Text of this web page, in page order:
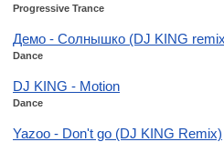
Progressive Trance
Демо - Солнышко (DJ KING
Dance
DJ KING - Motion
Dance
Yazoo - Don't go (DJ KING Remix)